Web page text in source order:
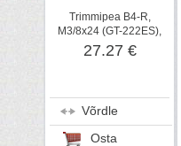
Trimmipea B4-R,
M3/8x24 (GT-222ES),
ECHO
27.27 €
Võrdle
Osta